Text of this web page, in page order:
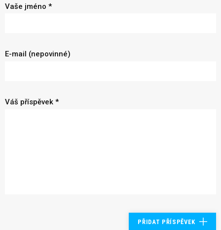
Vaše jméno *
E-mail (nepovinné)
Váš příspěvek *
PŘIDAT PŘÍSPĚVEK